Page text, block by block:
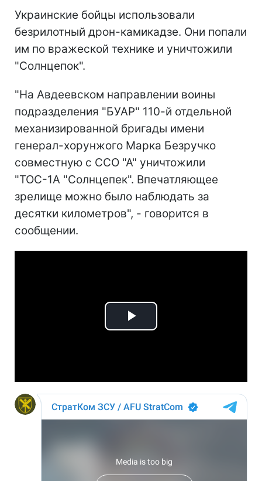
Украинские бойцы использовали
безрилотный дрон-камикадзе. Они попали
им по вражеской технике и уничтожили
"Солнцепок".
"На Авдеевском направлении воины
подразделения "БУАР" 110-й отдельной
механизированной бригады имени
генерал-хорунжого Марка Безручко
совместную с ССО "А" уничтожили
"ТОС-1А "Солнцепек". Впечатляющее
зрелище можно было наблюдать за
десятки километров", - говорится в
сообщении.
Play